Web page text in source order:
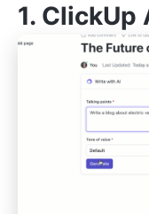
1. ClickUp